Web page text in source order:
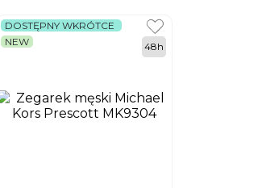
DOSTĘPNY WKRÓTCE
NEW
48h